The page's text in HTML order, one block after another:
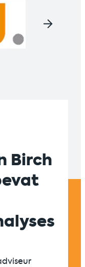
Birch